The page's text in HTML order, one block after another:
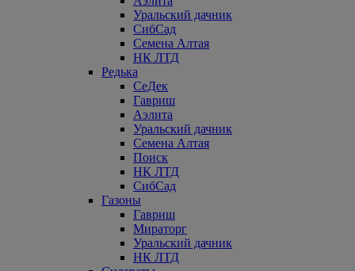
Уральский дачник
СибСад
Семена Алтая
НК ЛТД
Редька
СеДек
Гавриш
Аэлита
Уральский дачник
Семена Алтая
Поиск
НК ЛТД
СибСад
Газоны
Гавриш
Мираторг
Уральский дачник
НК ЛТД